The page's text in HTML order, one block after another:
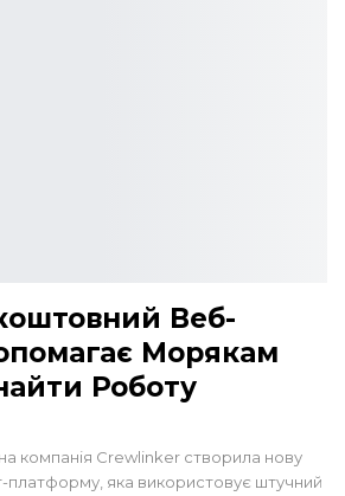
Веб-
Морякам
Роботу
компанія Crewlinker створила нову
платформу, яка використовує штучний